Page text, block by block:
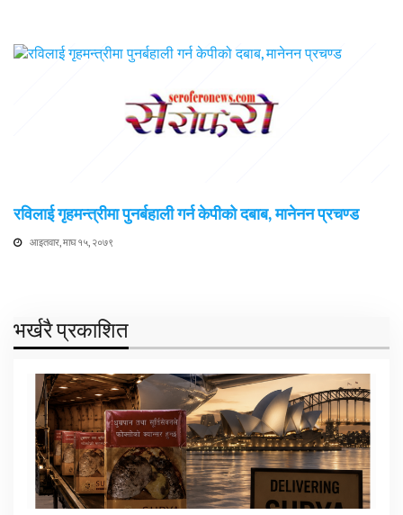
रविलाई गृहमन्त्रीमा पुनर्बहाली गर्न केपीको दबाब, मानेनन प्रचण्ड
आइतवार, माघ १५, २०७९
भर्खरै प्रकाशित